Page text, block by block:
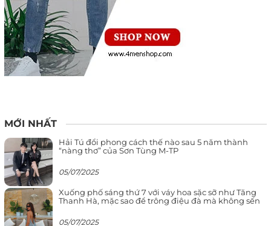
MỚI NHẤT
Hải Tú đổi phong cách thế nào sau 5 năm thành
“nàng thơ” của Sơn Tùng M-TP
05/07/2025
Xuống phố sáng thứ 7 với váy hoa sặc sỡ như Tăng
Thanh Hà, mặc sao để trông điệu đà mà không sến
05/07/2025